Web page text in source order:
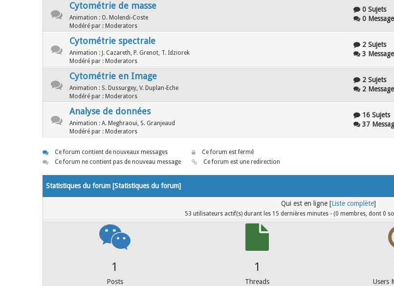
Cytométrie de masse
Animation : O. Molendi-Coste
Modéré par : Moderators
0 Sujets
0
Cytométrie spectrale
Animation : J. Cazareth, P. Grenot, T. Idziorek
Modéré par : Moderators
2 Sujets
3
Cytométrie en Image
Animation : S. Dussurgey, V. Duplan-Eche
Modéré par : Moderators
2 Sujets
2
Analyse de données
Animation : A. Meghraoui, S. Granjeaud
Modéré par : Moderators
16 Sujets
37
Ce forum contient de nouveaux messages
Ce forum ne contient pas de nouveau message
Ce forum est fermé
Ce forum est une redirection
Statistiques du forum [Statistiques du forum]
Qui est en ligne [Liste complète]
53 utilisateurs actif(s) durant les 15 dernières minutes - (0 membres, dont 0
10
Posts
5
Threads Users